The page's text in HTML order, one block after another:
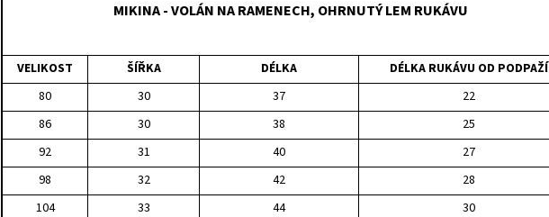
MIKINA - VOLÁN NA RAMENECH, OHRNUTÝ LEM RUKÁVU
VELIKOST ŠÍŘKA DÉLKA
DÉLKA RUKÁVU OD PODPAŽÍ
80
30 37
22
86
30 38
25
92
31 40
27
98
32 42
28
104
33 44 30